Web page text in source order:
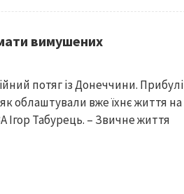
вимушених
потяг із Донеччини. Прибулі
облаштували вже їхнє життя на
Табурець. – Звичне життя